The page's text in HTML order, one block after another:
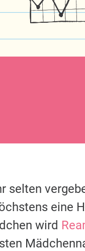
selten
eine
wird